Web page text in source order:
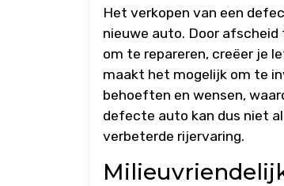
Het verkopen van een
nieuwe auto. Door
om te repareren, creëer je
maakt het mogelijk om te
behoeften en wensen,
defecte auto kan dus niet
verbeterde rijervaring.